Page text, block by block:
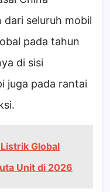
dari seluruh mobil
pada tahun
di sisi
juga pada rantai
Global
Unit di 2026